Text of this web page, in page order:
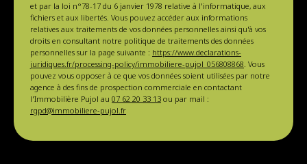
et par la loi n°78-17 du 6 janvier 1978 relative à l'informatique, aux
fichiers et aux libertés. Vous pouvez accéder aux informations
relatives aux traitements de vos données personnelles ainsi qu'à vos
droits en consultant notre politique de traitements des données
personnelles sur la page suivante : https://www.declarations-
juridiques.fr/processing-policy/immobiliere-pujol_056808868. Vous
pouvez vous opposer à ce que vos données soient utilisées par notre
agence à des fins de prospection commerciale en contactant
l'Immobilière Pujol au 07 62 20 33 13 ou par mail :
rgpd@immobiliere-pujol.fr